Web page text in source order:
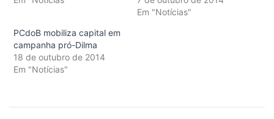
Em "Notícias"
PCdoB mobiliza capital em
campanha pró-Dilma
18 de outubro de 2014
Em "Notícias"